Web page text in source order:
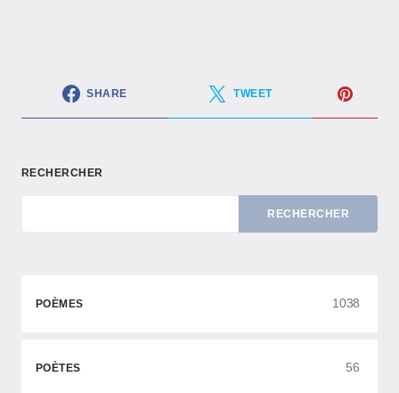
SHARE TWEET
RECHERCHER
RECHERCHER
POÈMES 1038
POÈTES 56